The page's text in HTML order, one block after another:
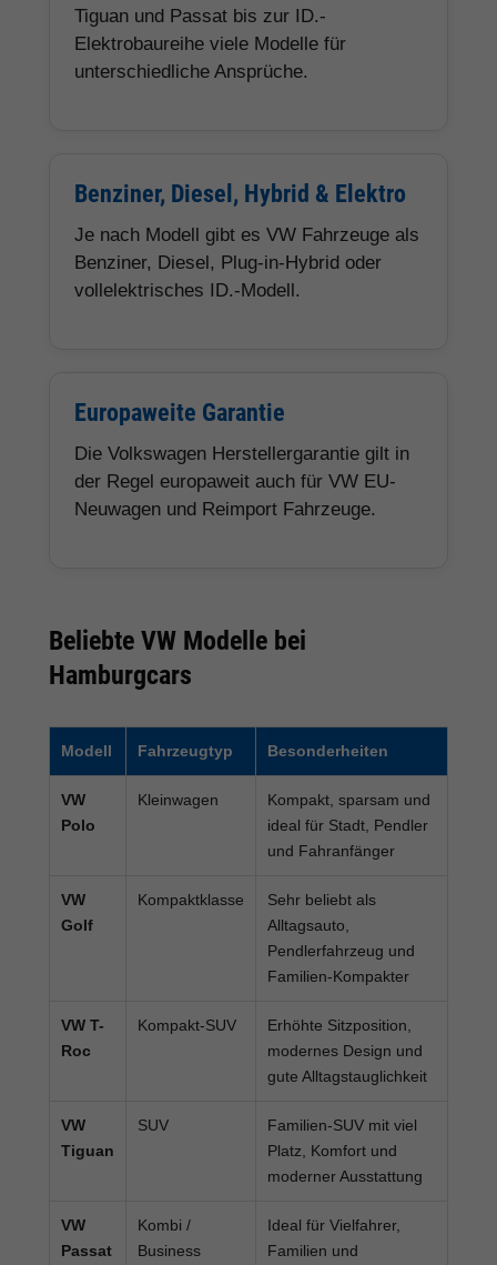
Tiguan und Passat bis zur ID.-
Elektrobaureihe viele Modelle für
unterschiedliche Ansprüche.
Benziner, Diesel, Hybrid & Elektro
Je nach Modell gibt es VW Fahrzeuge als
Benziner, Diesel, Plug-in-Hybrid oder
vollelektrisches ID.-Modell.
Europaweite Garantie
Die Volkswagen Herstellergarantie gilt in
der Regel europaweit auch für VW EU-
Neuwagen und Reimport Fahrzeuge.
Beliebte VW Modelle bei
Hamburgcars
Modell Fahrzeugtyp Besonderheiten
VW
Polo
Kleinwagen
Kompakt, sparsam und
ideal für Stadt, Pendler
und Fahranfänger
VW
Golf
Kompaktklasse
Sehr beliebt als
Alltagsauto,
Pendlerfahrzeug und
Familien-Kompakter
VW T-
Roc
Kompakt-SUV
Erhöhte Sitzposition,
modernes Design und
gute Alltagstauglichkeit
VW
Tiguan
SUV
Familien-SUV mit viel
Platz, Komfort und
moderner Ausstattung
VW
Passat
Kombi /
Business
Ideal für Vielfahrer,
Familien und